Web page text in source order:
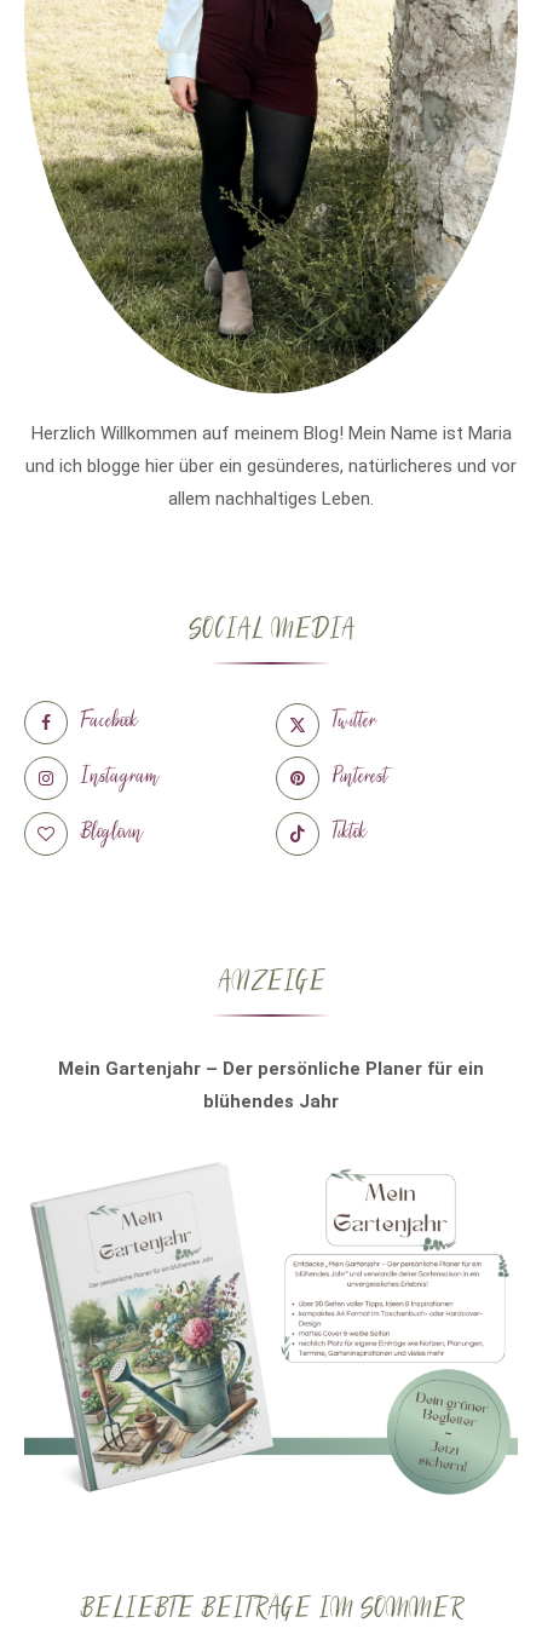
Herzlich Willkommen auf meinem Blog! Mein Name ist Maria
und ich blogge hier über ein gesünderes, natürlicheres und vor
allem nachhaltiges Leben.
SOCIAL MEDIA
Facebook
Twitter
Instagram
Pinterest
Bloglovin
Tiktok
ANZEIGE
Mein Gartenjahr – Der persönliche Planer für ein
blühendes Jahr
BELIEBTE BEITRÄGE IM SOMMER